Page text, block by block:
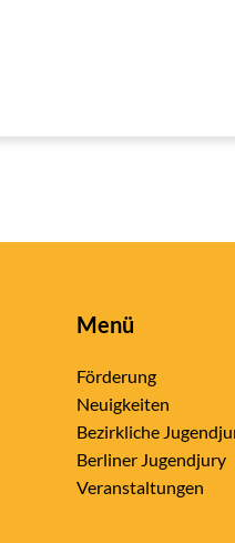
Menü
Förderung
Neuigkeiten
Bezirkliche
Berliner Jugendjury
Veranstaltungen